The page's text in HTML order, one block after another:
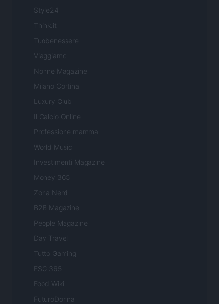
Style24
Think.it
Tuobenessere
Viaggiamo
Nonne Magazine
Milano Cortina
Luxury Club
Il Calcio Online
Professione mamma
World Music
Investimenti Magazine
Money 365
Zona Nerd
B2B Magazine
People Magazine
Day Travel
Tutto Gaming
ESG 365
Food Wiki
FuturoDonna